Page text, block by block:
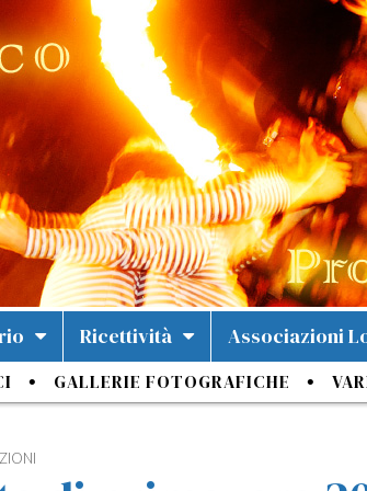
Ricettività Associazioni
GALLERIE FOTOGRAFICHE